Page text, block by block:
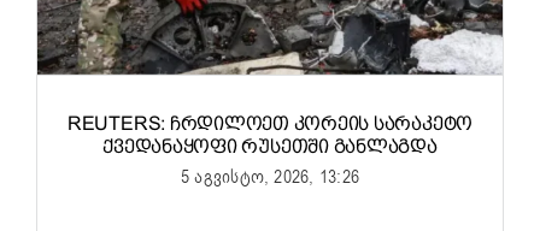
REUTERS: ᲩᲠᲓᲘᲚᲝᲔᲗ ᲙᲝᲠᲔᲘᲡ ᲡᲐᲠᲐᲙᲔᲢᲝ
ᲥᲕᲔᲓᲐᲜᲐᲧᲝᲤᲘ ᲠᲣᲡᲔᲗᲨᲘ ᲒᲐᲜᲚᲐᲒᲓᲐ
5 აგვისტო, 2026, 13:26